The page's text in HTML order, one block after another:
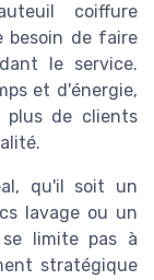
coiffure
besoin de faire
le service.
et d'énergie,
plus de clients
qu'il soit un
lavage ou un
limite pas à
stratégique